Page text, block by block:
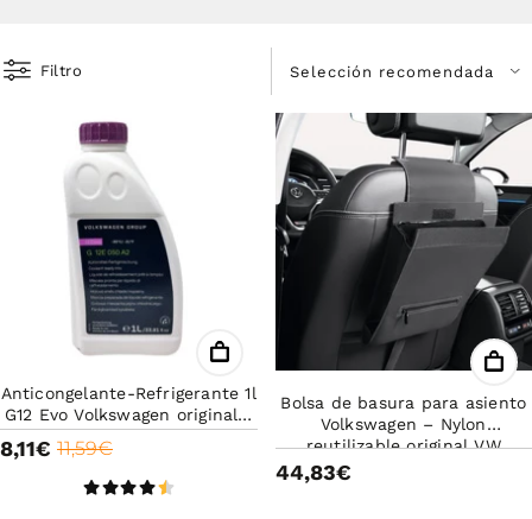
Filtro
Anticongelante-Refrigerante 1l
G12 Evo Volkswagen original -
Anticongelante rosa
11,59€
8,11€
Bolsa de basura para asiento
Volkswagen – Nylon
reutilizable original VW
44,83€